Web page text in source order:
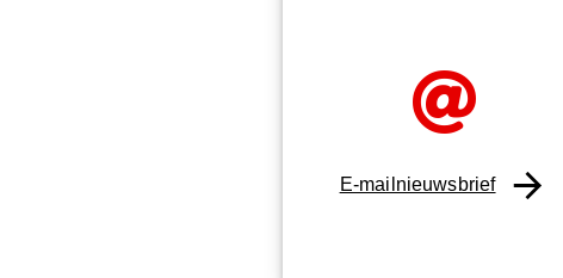
E-mailnieuwsbrief